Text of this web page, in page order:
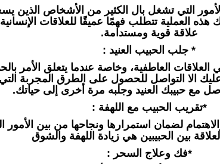
التي تشغل بال الكثير من الأشخاص الذين
العملية تتطلب فهمًا عميقًا للعلاقات الإنسانية
علاقة قوية ومستدامة.
* جلب الحبيب العنيد :
العاطفية، وخاصة عندما يتعلق الأمر
الا التواصل للحصول على الطرق المجربة
مع حبيبك العنيد وجلبه مرة أخرى إلى حياتك.
*تقريب الحبيب مع اللهفة :
لضمان استمرارها ونجاحها من بين
بين الحبيبين هي زيادة اللهفة والشوق
*فك وعلاج السحر :